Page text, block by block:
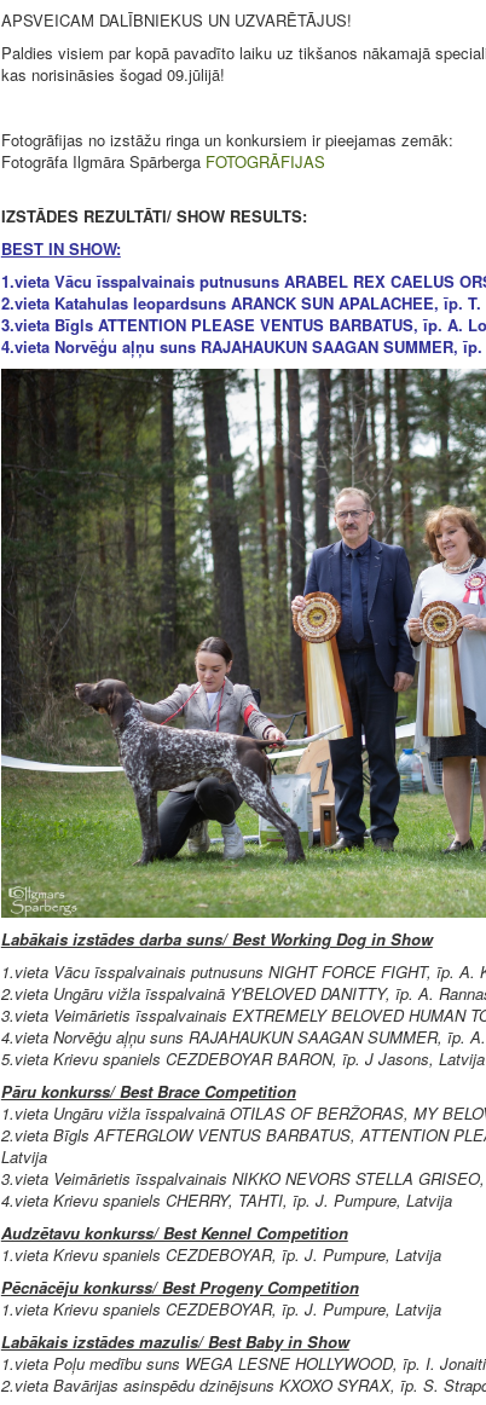
APSVEICAM DALĪBNIEKUS UN UZVARĒTĀJUS!
Paldies visiem par kopā pavadīto laiku uz tikšanos nākamajā
kas norisināsies šogad 09.jūlijā!
Fotogrāfijas no izstāžu ringa un konkursiem ir pieejamas zemāk:
Fotogrāfa Ilgmāra Spārberga FOTOGRĀFIJAS
IZSTĀDES REZULTĀTI/ SHOW RESULTS:
BEST IN SHOW:
1.vieta Vācu īsspalvainais putnusuns ARABEL REX CAELUS
2.vieta Katahulas leopardsuns ARANCK SUN APALACHEE, īp.
3.vieta Bīgls ATTENTION PLEASE VENTUS BARBATUS, īp. A.
4.vieta Norvēģu aļņu suns RAJAHAUKUN SAAGAN SUMMER,
Labākais izstādes darba suns/ Best Working Dog in Show
1.vieta Vācu īsspalvainais putnusuns NIGHT FORCE FIGHT, īp. A.
2.vieta Ungāru vižla īsspalvainā Y'BELOVED DANITTY, īp. A.
3.vieta Veimārietis īsspalvainais EXTREMELY BELOVED HUMAN
4.vieta Norvēģu aļņu suns RAJAHAUKUN SAAGAN SUMMER, īp.
5.vieta Krievu spaniels CEZDEBOYAR BARON, īp. J Jasons, Latvija
Pāru konkurss/ Best Brace Competition
1.vieta Ungāru vižla īsspalvainā OTILAS OF BERŽORAS, MY
2.vieta Bīgls AFTERGLOW VENTUS BARBATUS, ATTENTION
Latvija
3.vieta Veimārietis īsspalvainais NIKKO NEVORS STELLA
4.vieta Krievu spaniels CHERRY, TAHTI, īp. J. Pumpure, Latvija
Audzētavu konkurss/ Best Kennel Competition
1.vieta Krievu spaniels CEZDEBOYAR, īp. J. Pumpure, Latvija
Pēcnācēju konkurss/ Best Progeny Competition
1.vieta Krievu spaniels CEZDEBOYAR, īp. J. Pumpure, Latvija
Labākais izstādes mazulis/ Best Baby in Show
1.vieta Poļu medību suns WEGA LESNE HOLLYWOOD, īp. I.
2.vieta Bavārijas asinspēdu dzinējsuns KXOXO SYRAX, īp. S.